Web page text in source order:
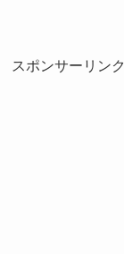
スポンサーリンク